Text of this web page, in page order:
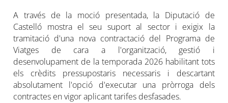
A través de la moció presentada, la Diputació de
Castelló mostra el seu suport al sector i exigix la
tramitació d'una nova contractació del Programa de
Viatges de cara a l'organització, gestió i
desenvolupament de la temporada 2026 habilitant tots
els crèdits pressupostaris necessaris i descartant
absolutament l'opció d'executar una pròrroga dels
contractes en vigor aplicant tarifes desfasades.